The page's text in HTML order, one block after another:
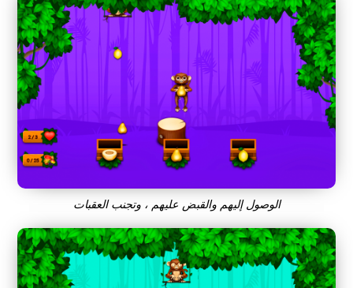
الوصول إليهم والقبض عليهم ، وتجنب العقبات